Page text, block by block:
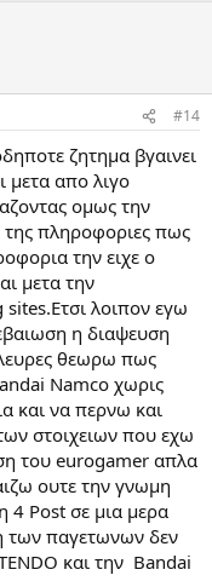
#14
ζητημα βγαινει
μετα απο λιγο
ομως την
της πληροφοριες πως
την ειχε ο
μετα την
λοιπον εγω
η διαψευση
θεωρω πως
Namco χωρις
και να περνω και
στοιχειων που εχω
του eurogamer απλα
ουτε την γνωμη
4 Post σε μια μερα
των παγετωνων δεν
και την Βandai